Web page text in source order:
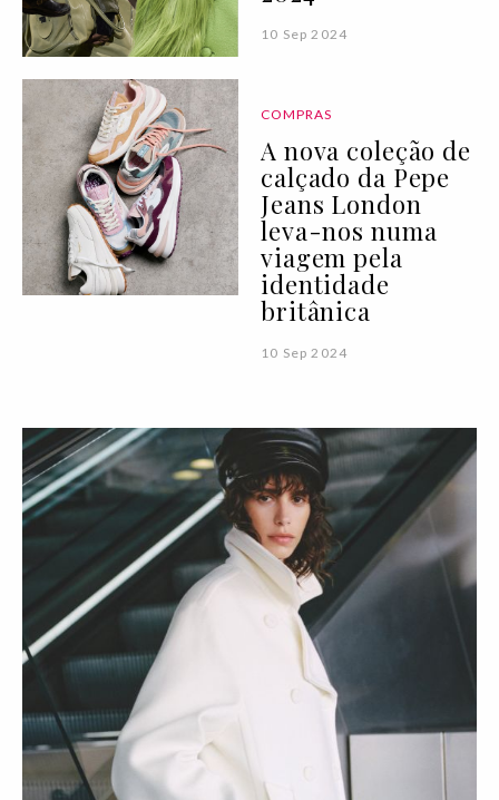
10 Sep 2024
COMPRAS
A nova coleção de
calçado da Pepe
Jeans London
leva-nos numa
viagem pela
identidade
britânica
10 Sep 2024